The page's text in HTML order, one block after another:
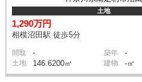
土地
1,290万円
相模沼田駅 徒歩5分
間取 - 築年 -
土地 146.6200㎡ 建物 -㎡